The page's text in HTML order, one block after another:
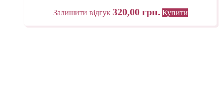
Залишити відгук 320,00 грн. Купити